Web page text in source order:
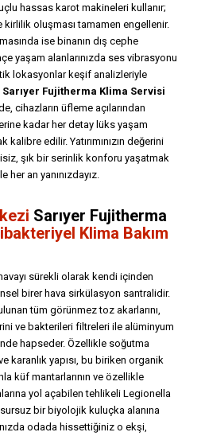
hassas karot makineleri kullanır;
kirlilik oluşması tamamen engellenir.
ise binanın dış cephe
yaşam alanlarınızda ses vibrasyonu
lokasyonlar keşif analizleriyle
Sarıyer Fujitherma Klima Servisi
cihazların üfleme açılarından
kadar her detay lüks yaşam
kalibre edilir. Yatırımınızın değerini
şık bir serinlik konforu yaşatmak
an yanınızdayız.
Sarıyer Fujitherma
Klima Bakım
sürekli olarak kendi içinden
birer hava sirkülasyon santralidir.
tüm görünmez toz akarlarını,
ve bakterileri filtreleri ile alüminyum
hapseder. Özellikle soğutma
karanlık yapısı, bu biriken organik
küf mantarlarının ve özellikle
yol açabilen tehlikeli Legionella
bir biyolojik kuluçka alanına
odada hissettiğiniz o ekşi,